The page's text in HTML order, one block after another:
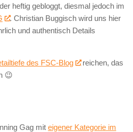
heftig gebloggt, diesmal jedoch im
. Christian Buggisch wird uns hier
und authentisch Details
des FSC-Blog
reichen, das
😉
Gag mit eigener Kategorie im